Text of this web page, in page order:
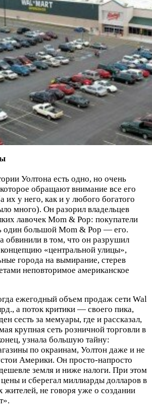
Уолтона есть одно, но очень
обращают внимание все его
их у него, как и у любого богатого
много). Он разорил владельцев
лавочек Mom & Pop: покупатели
один большой Mom & Pop — его.
обвинили в том, что он разрушил
«центральной улицы»,
города на вымирание, стерев
неповторимое американское
ежегодный объем продаж сети Wal
а поток критики — своего пика,
сесть за мемуары, где и рассказал,
крупная сеть розничной торговли в
узнала большую тайну:
по окраинам, Уолтон даже и не
Америки. Он просто-напросто
земля и ниже налоги. При этом
цены и сберегал миллиарды долларов в
жителей, не говоря уже о создании